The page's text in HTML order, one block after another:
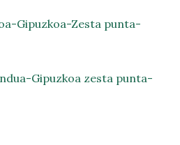
Gipuzkoa-Zesta punta-
Gipuzkoa zesta punta-